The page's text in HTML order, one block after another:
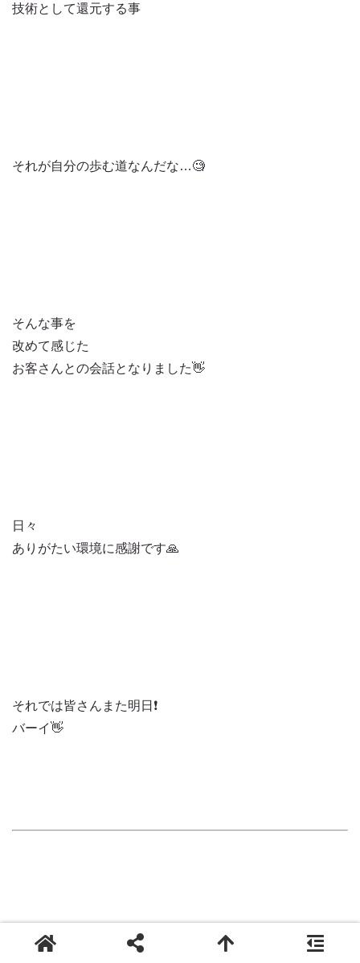
技術として還元する事
それが自分の歩む道なんだな…🧐
そんな事を
改めて感じた
お客さんとの会話となりました👋
日々
ありがたい環境に感謝です🙏
それでは皆さんまた明日❗️
バーイ👋
なるべく素の髪を大事に